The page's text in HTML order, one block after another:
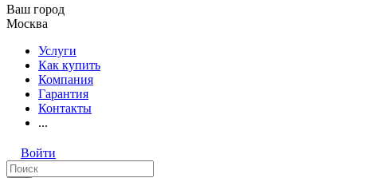
Ваш город
Москва
Услуги
Как купить
Компания
Гарантия
Контакты
...
Войти